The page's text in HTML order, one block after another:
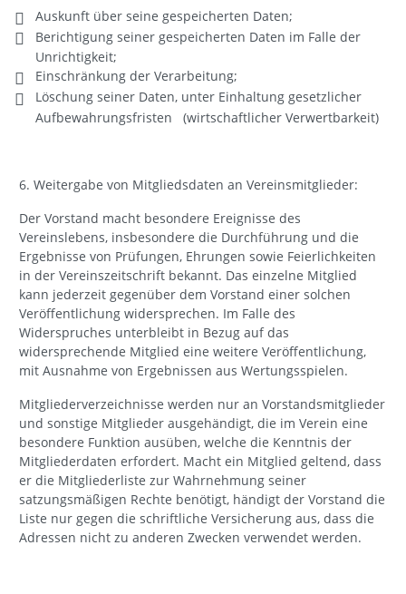
Auskunft über seine gespeicherten Daten;
Berichtigung seiner gespeicherten Daten im Falle der
Unrichtigkeit;
Einschränkung der Verarbeitung;
Löschung seiner Daten, unter Einhaltung gesetzlicher
Aufbewahrungsfristen (wirtschaftlicher Verwertbarkeit)
6. Weitergabe von Mitgliedsdaten an Vereinsmitglieder:
Der Vorstand macht besondere Ereignisse des
Vereinslebens, insbesondere die Durchführung und die
Ergebnisse von Prüfungen, Ehrungen sowie Feierlichkeiten
in der Vereinszeitschrift bekannt. Das einzelne Mitglied
kann jederzeit gegenüber dem Vorstand einer solchen
Veröffentlichung widersprechen. Im Falle des
Widerspruches unterbleibt in Bezug auf das
widersprechende Mitglied eine weitere Veröffentlichung,
mit Ausnahme von Ergebnissen aus Wertungsspielen.
Mitgliederverzeichnisse werden nur an Vorstandsmitglieder
und sonstige Mitglieder ausgehändigt, die im Verein eine
besondere Funktion ausüben, welche die Kenntnis der
Mitgliederdaten erfordert. Macht ein Mitglied geltend, dass
er die Mitgliederliste zur Wahrnehmung seiner
satzungsmäßigen Rechte benötigt, händigt der Vorstand die
Liste nur gegen die schriftliche Versicherung aus, dass die
Adressen nicht zu anderen Zwecken verwendet werden.